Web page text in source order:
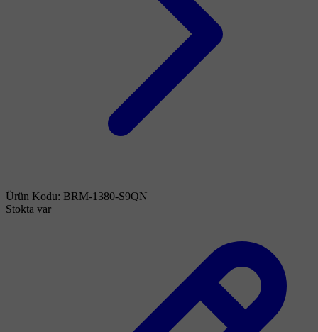
Ürün Kodu: BRM-1380-S9QN
Stokta var